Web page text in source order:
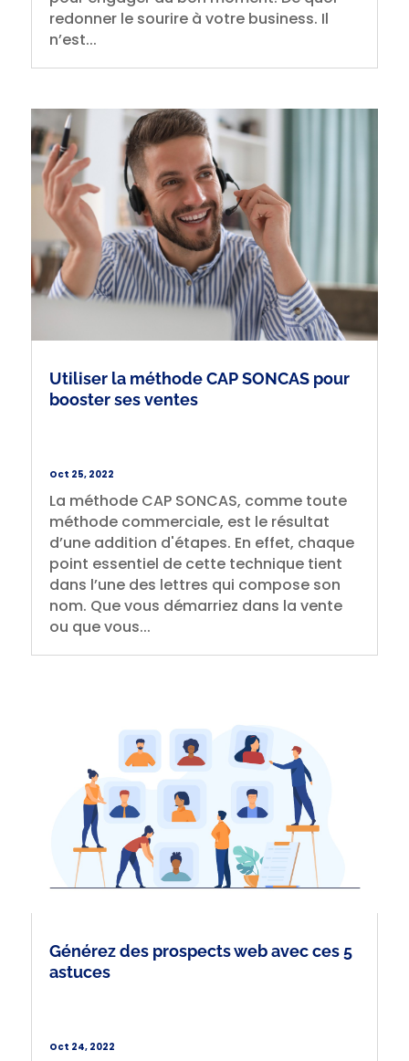
redonner le sourire à votre business. Il
n’est...
Utiliser la méthode CAP SONCAS pour
booster ses ventes
Oct 25, 2022
La méthode CAP SONCAS, comme toute
méthode commerciale, est le résultat
d’une addition d'étapes. En effet, chaque
point essentiel de cette technique tient
dans l’une des lettres qui compose son
nom. Que vous démarriez dans la vente
ou que vous...
Générez des prospects web avec ces 5
astuces
Oct 24, 2022